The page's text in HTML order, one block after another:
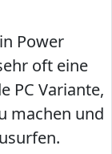
Power
oft eine
PC Variante,
machen und